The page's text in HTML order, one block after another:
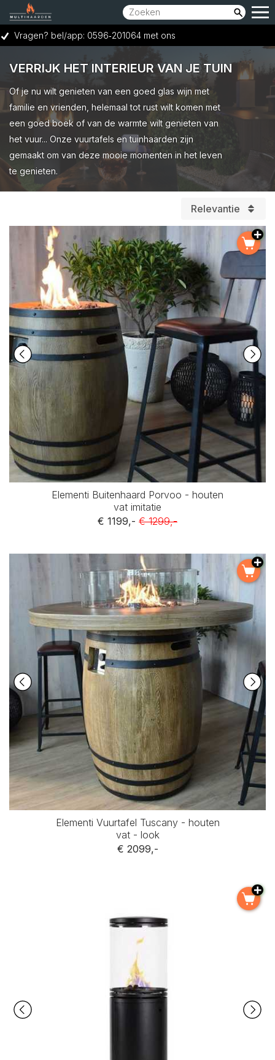
Vragen? bel/app: 0596‑201064 met ons
Showroom bereikbaar op woensdag t/m zaterdag van 10:00 tot 17:00 uur.
Vraag een GRATIS adviesgesprek aan
Ruime keuze voor elk budget
VERRIJK HET INTERIEUR VAN JE TUIN
Of je nu wilt genieten van een goed glas wijn met
familie en vrienden, helemaal tot rust wilt komen met
een goed boek of van de warmte wilt genieten van
het vuur... Onze vuurtafels en tuinhaarden zijn
gemaakt om van deze mooie momenten in het leven
te genieten.
Relevantie
Elementi Buitenhaard Porvoo - houten
vat imitatie
€ 1199,- € 1299,-
Elementi Vuurtafel Tuscany - houten
vat - look
€ 2099,-